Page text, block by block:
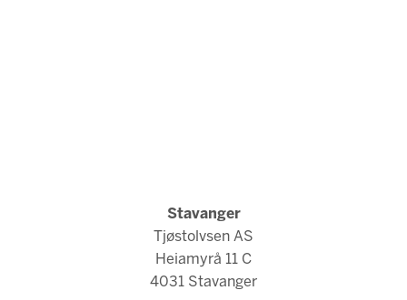
Stavanger
Tjøstolvsen AS
Heiamyrå 11 C
4031 Stavanger